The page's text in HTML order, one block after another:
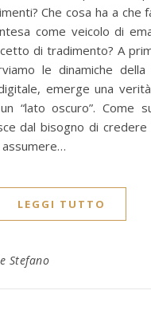
Che cosa ha a che
come veicolo di
di tradimento? A
le dinamiche
emerge una
“lato oscuro”. Come
dal bisogno di
LEGGI TUTTO
Stefano